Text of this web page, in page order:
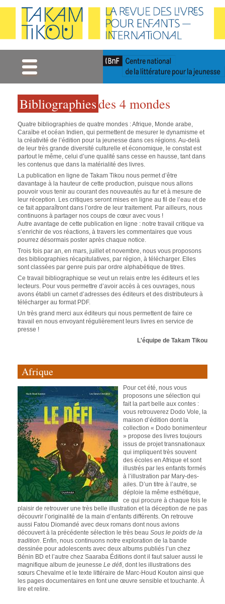
Bibliographiesdes 4 mondes
Quatre bibliographies de quatre mondes : Afrique, Monde arabe,
Caraïbe et océan Indien, qui permettent de mesurer le dynamisme et
la créativité de l’édition pour la jeunesse dans ces régions. Au-delà
de leur très grande diversité culturelle et économique, le constat est
partout le même, celui d’une qualité sans cesse en hausse, tant dans
les contenus que dans la matérialité des livres.
La publication en ligne de Takam Tikou nous permet d’être
davantage à la hauteur de cette production, puisque nous allons
pouvoir vous tenir au courant des nouveautés au fur et à mesure de
leur réception. Les critiques seront mises en ligne au fil de l’eau et de
ce fait apparaîtront dans l’ordre de leur traitement. Par ailleurs, nous
continuons à partager nos coups de cœur avec vous !
Autre avantage de cette publication en ligne : notre travail critique va
s’enrichir de vos réactions, à travers les commentaires que vous
pourrez désormais poster après chaque notice.
Trois fois par an, en mars, juillet et novembre, nous vous proposons
des bibliographies récapitulatives, par région, à télécharger. Elles
sont classées par genre puis par ordre alphabétique de titres.
Ce travail bibliographique se veut un relais entre les éditeurs et les
lecteurs. Pour vous permettre d’avoir accès à ces ouvrages, nous
avons établi un carnet d’adresses des éditeurs et des distributeurs à
télécharger au format PDF.
Un très grand merci aux éditeurs qui nous permettent de faire ce
travail en nous envoyant régulièrement leurs livres en service de
presse !
L'équipe de Takam Tikou
Afrique
Pour cet été, nous vous
proposons une sélection qui
fait la part belle aux contes :
vous retrouverez Dodo Vole, la
maison d’édition dont la
collection « Dodo bonimenteur
» propose des livres toujours
issus de projet transnationaux
qui impliquent très souvent
des écoles en Afrique et sont
illustrés par les enfants formés
à l’illustration par Mary-des-
ailes. D’un titre à l’autre, se
déploie la même esthétique,
ce qui procure à chaque fois le
plaisir de retrouver une très belle illustration et la déception de ne pas
découvrir l’originalité de la main d’enfants différents. On retrouve
aussi Fatou Diomandé avec deux romans dont nous avions
découvert à la précédente sélection le très beau Sous le poids de la
tradition. Enfin, nous continuons notre exploration de la bande
dessinée pour adolescents avec deux albums publiés l’un chez
Bénin BD et l’autre chez Saaraba Éditions dont il faut saluer aussi le
magnifique album de jeunesse Le défi, dont les illustrations des
sœurs Chevalme et le texte littéraire de Marc-Houd Kouton ainsi que
les pages documentaires en font une œuvre sensible et touchante. À
lire et relire.